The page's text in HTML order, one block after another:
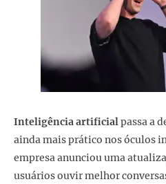
Inteligência artificialpassa a
ainda mais prático nos óculos
empresa anunciou uma
usuários ouvir melhor